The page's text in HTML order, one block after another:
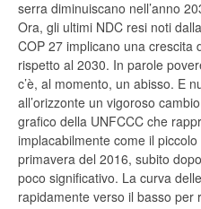
serra diminuiscano nell’anno
Ora, gli ultimi NDC resi noti dalla
COP 27 implicano una crescita
rispetto al 2030. In parole
c’è, al momento, un abisso. E
all’orizzonte un vigoroso
grafico della UNFCCC che
implacabilmente come il
primavera del 2016, subito
poco significativo. La curva
rapidamente verso il basso per